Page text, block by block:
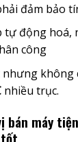
đảm bảo
tự động hoá,
công
không
nhiều trục.
bán máy